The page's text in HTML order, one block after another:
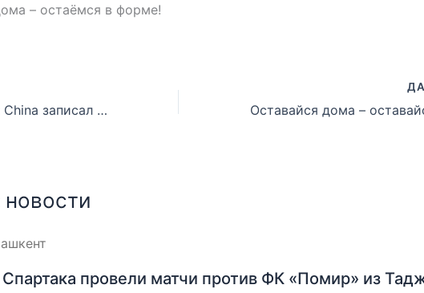
– остаёмся в форме!
Босс Gothia Cup China записал видеообращение с поддержкой для футболистов Спартака
провели матчи против ФК «Помир» из